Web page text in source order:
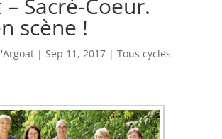
Sacré-Coeur.
scène !
| Sep 11, 2017| Tous cycles